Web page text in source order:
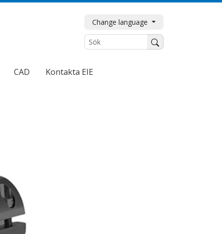
Sök
Change language
CAD Kontakta EIE